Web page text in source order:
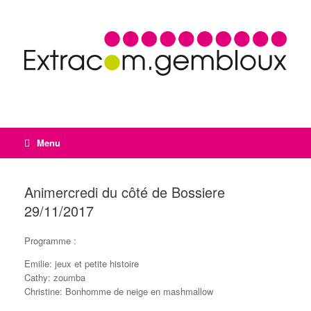
Menu
Animercredi du côté de Bossiere
29/11/2017
Programme :
Emilie: jeux et petite histoire
Cathy: zoumba
Christine: Bonhomme de neige en mashmallow